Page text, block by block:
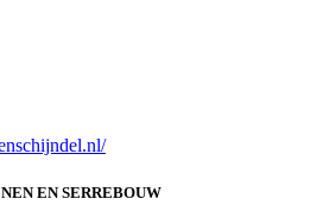
EN SERREBOUW